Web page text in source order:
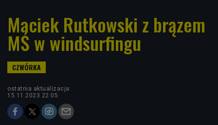
Maciek Rutkowski z brązem
MŚ w windsurfingu
ostatnia aktualizacja:
15.11.2023 22:05